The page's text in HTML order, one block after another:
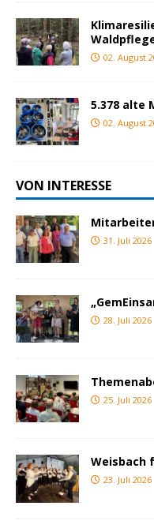
02. August
5.378 alte
02. August
VON INTERESSE
31. Juli 2026
28. Juli 2026
25. Juli 2026
Weisbach
23. Juli 2026